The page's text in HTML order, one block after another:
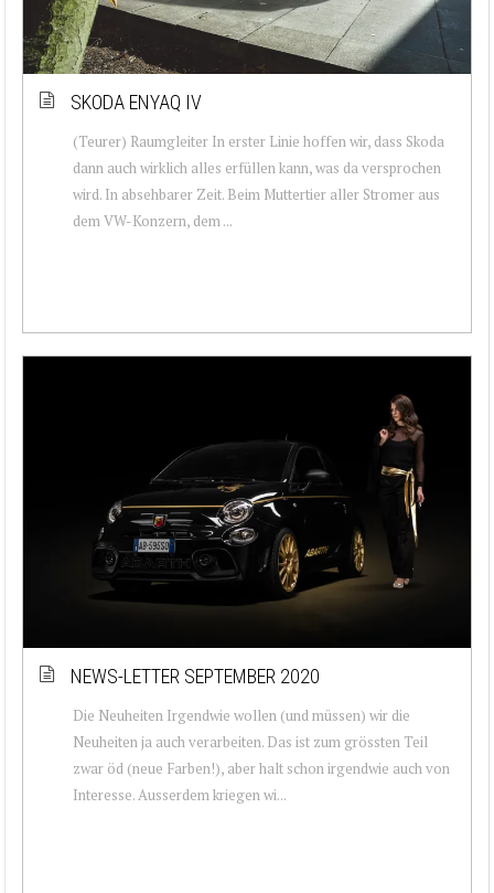
SKODA ENYAQ IV
(Teurer) Raumgleiter In erster Linie hoffen wir, dass Skoda
dann auch wirklich alles erfüllen kann, was da versprochen
wird. In absehbarer Zeit. Beim Muttertier aller Stromer aus
dem VW-Konzern, dem ...
NEWS-LETTER SEPTEMBER 2020
Die Neuheiten Irgendwie wollen (und müssen) wir die
Neuheiten ja auch verarbeiten. Das ist zum grössten Teil
zwar öd (neue Farben!), aber halt schon irgendwie auch von
Interesse. Ausserdem kriegen wi...